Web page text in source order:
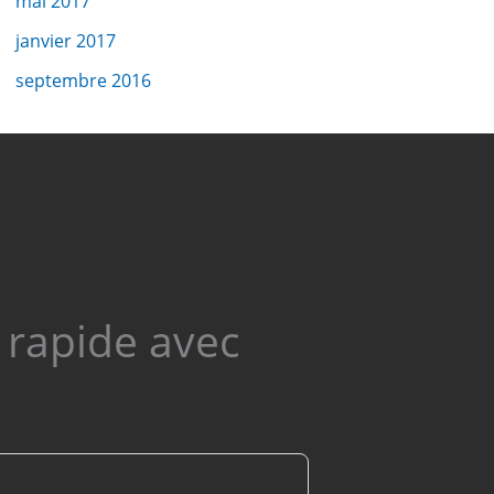
janvier 2017
septembre 2016
avec